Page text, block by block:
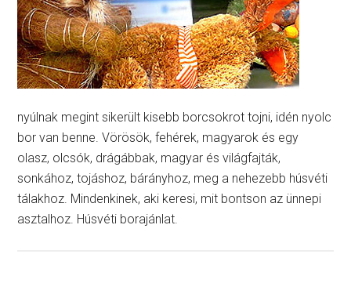
nyúlnak megint sikerült kisebb borcsokrot tojni, idén nyolc
bor van benne. Vörösök, fehérek, magyarok és egy
olasz, olcsók, drágábbak, magyar és világfajták,
sonkához, tojáshoz, bárányhoz, meg a nehezebb húsvéti
tálakhoz. Mindenkinek, aki keresi, mit bontson az ünnepi
asztalhoz. Húsvéti borajánlat.